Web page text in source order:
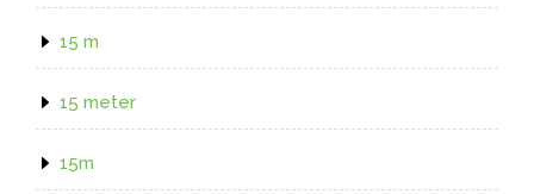
15 m
15 meter
15m